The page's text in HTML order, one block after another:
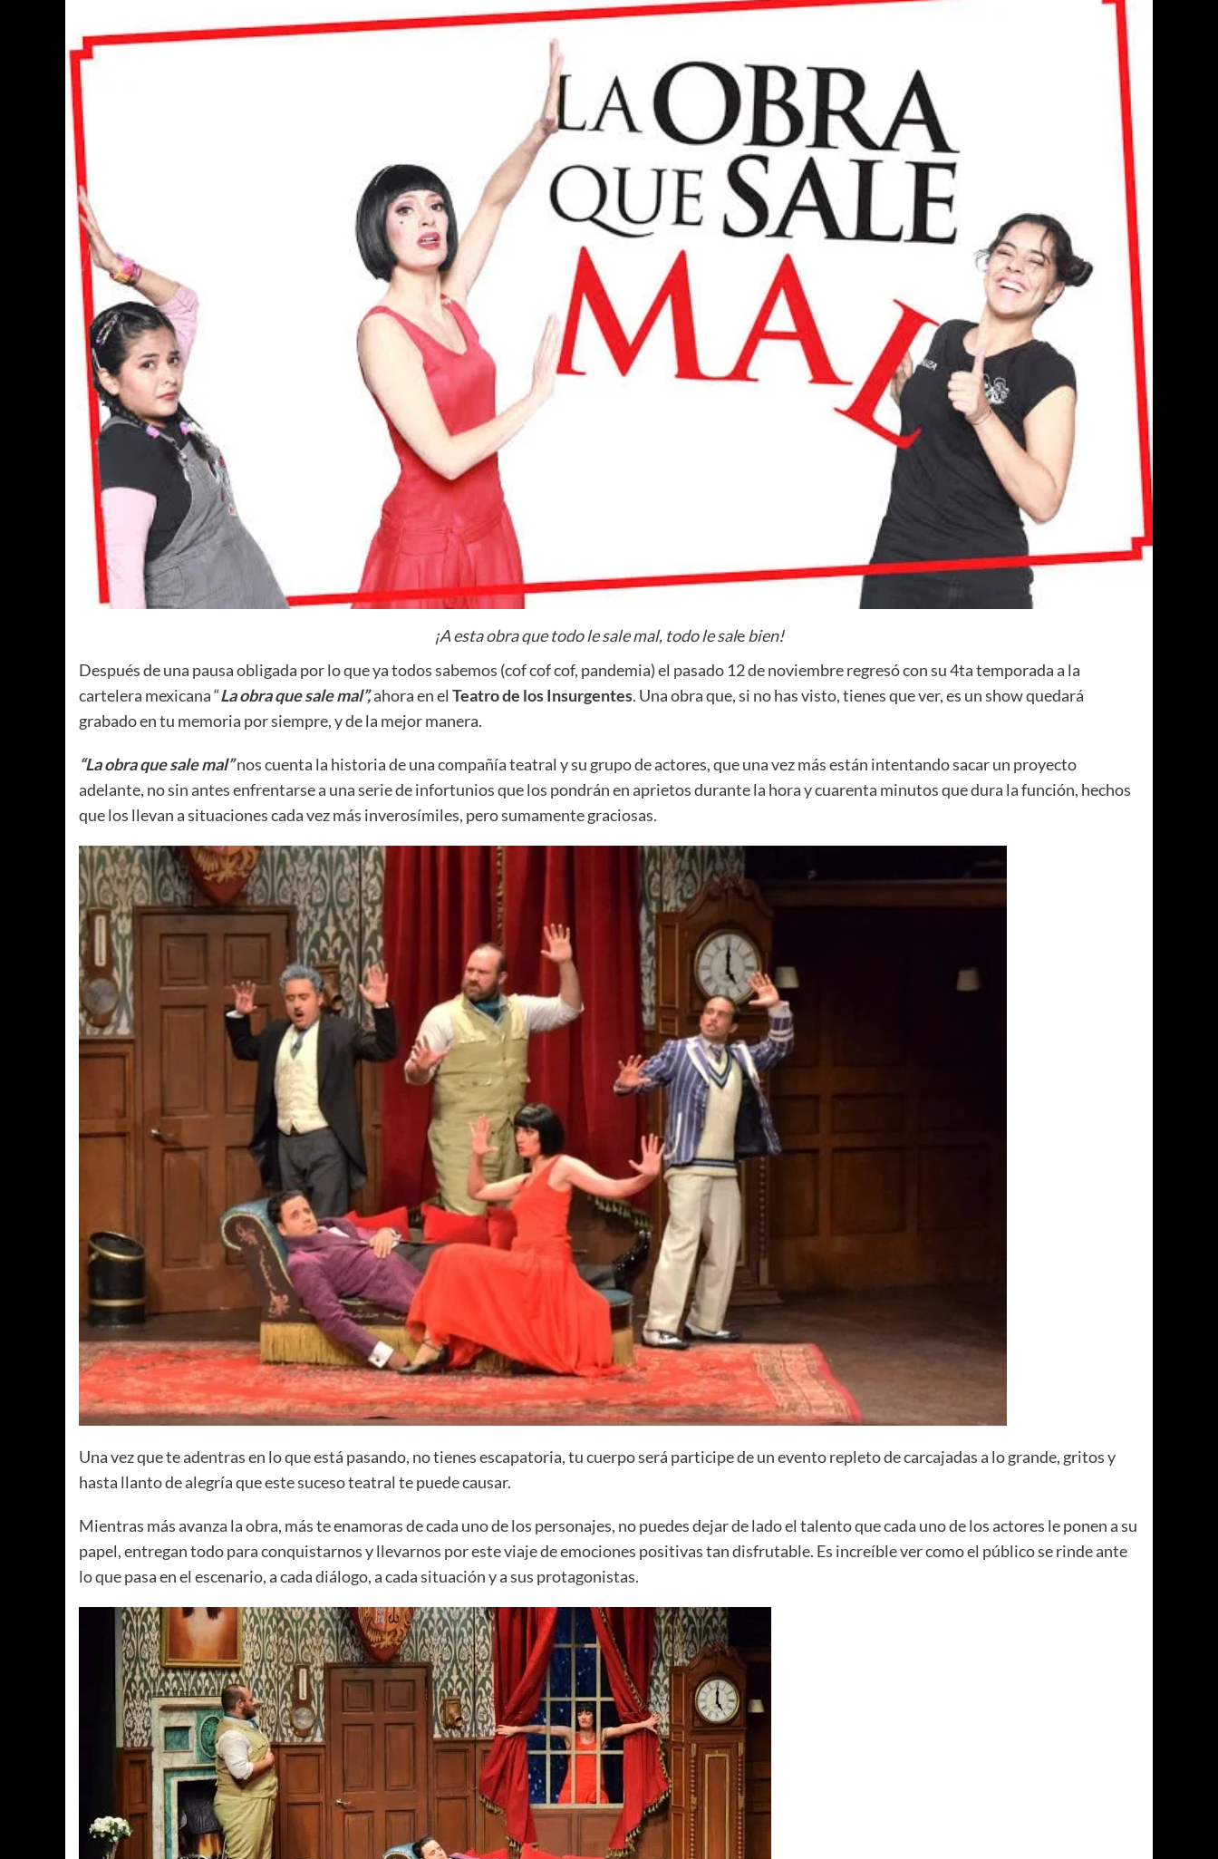
¡A esta obra que todo le sale mal, todo le salebien!
Después de una pausa obligada por lo que ya todos sabemos (cof cof cof, pandemia) el pasado 12 de noviembre regresó con su 4ta temporada a la
cartelera mexicana “La obra que sale mal”,ahora en el Teatro de los Insurgentes. Una obra que, si no has visto, tienes que ver, es un show quedará
grabado en tu memoria por siempre, y de la mejor manera.
“La obra que sale mal”nos cuenta la historia de una compañía teatral y su grupo de actores, que una vez más están intentando sacar un proyecto
adelante, no sin antes enfrentarse a una serie de infortunios que los pondrán en aprietos durante la hora y cuarenta minutos que dura la función, hechos
que los llevan a situaciones cada vez más inverosímiles, pero sumamente graciosas.
Una vez que te adentras en lo que está pasando, no tienes escapatoria, tu cuerpo será participe de un evento repleto de carcajadas a lo grande, gritos y
hasta llanto de alegría que este suceso teatral te puede causar.
Mientras más avanza la obra, más te enamoras de cada uno de los personajes, no puedes dejar de lado el talento que cada uno de los actores le ponen a su
papel, entregan todo para conquistarnos y llevarnos por este viaje de emociones positivas tan disfrutable. Es increíble ver como el público se rinde ante
lo que pasa en el escenario, a cada diálogo, a cada situación y a sus protagonistas.